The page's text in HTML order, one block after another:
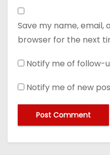
Save my name, email,
browser for the next
Notify me of follow-
Notify me of new